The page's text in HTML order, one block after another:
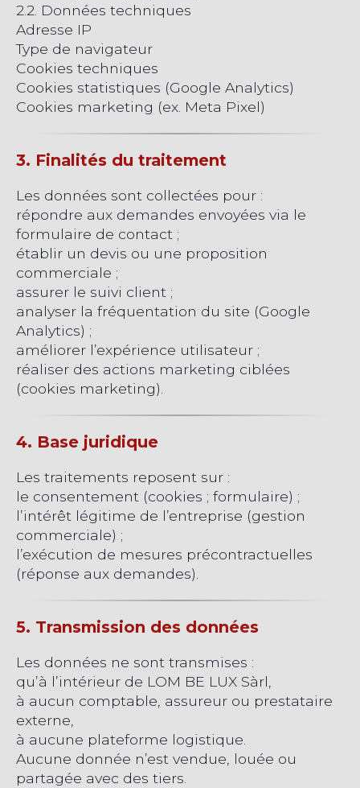
2.2. Données techniques
Adresse IP
Type de navigateur
Cookies techniques
Cookies statistiques (Google Analytics)
Cookies marketing (ex. Meta Pixel)
3. Finalités du traitement
Les données sont collectées pour :
répondre aux demandes envoyées via le
formulaire de contact ;
établir un devis ou une proposition
commerciale ;
assurer le suivi client ;
analyser la fréquentation du site (Google
Analytics) ;
améliorer l’expérience utilisateur ;
réaliser des actions marketing ciblées
(cookies marketing).
4. Base juridique
Les traitements reposent sur :
le consentement (cookies ; formulaire) ;
l’intérêt légitime de l’entreprise (gestion
commerciale) ;
l’exécution de mesures précontractuelles
(réponse aux demandes).
5. Transmission des données
Les données ne sont transmises :
qu’à l’intérieur de LOM BE LUX Sàrl,
à aucun comptable, assureur ou prestataire
externe,
à aucune plateforme logistique.
Aucune donnée n’est vendue, louée ou
partagée avec des tiers.